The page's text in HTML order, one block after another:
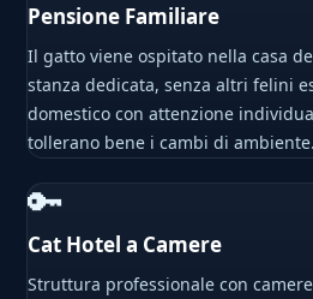
Pensione Familiare
Il gatto viene ospitato nella casa
stanza dedicata, senza altri felini
domestico con attenzione
tollerano bene i cambi di ambiente.
🔑
Cat Hotel a Camere
Struttura professionale con